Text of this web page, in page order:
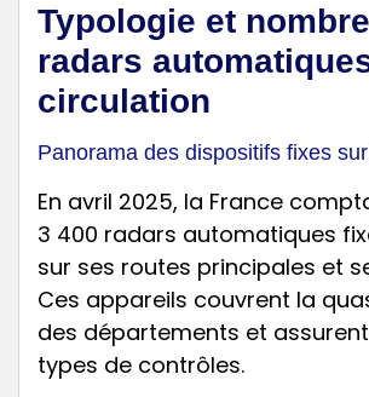
Typologie et
radars
circulation
Panorama des dispositifs fixes
En avril 2025, la France
3 400 radars automatiques
sur ses routes principales et
Ces appareils couvrent la
des départements et
types de contrôles.